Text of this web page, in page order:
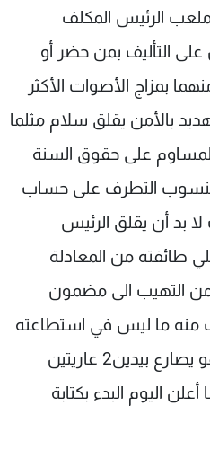
الرئيس المكلف
التأليف بمن حضر أو
بمزاج الأصوات الأكثر
بالأمن يقلق سلام مثلما
على حقوق السنة
التطرف على حساب
بد أن يقلق الرئيس
طائفته من المعادلة
من التهيب الى مضمون
منه ما ليس في استطاعته
تحقيقه للمسيحيين، فيما هو يصارع بيدين2 عاريتين
اليوم البدء بكتابة